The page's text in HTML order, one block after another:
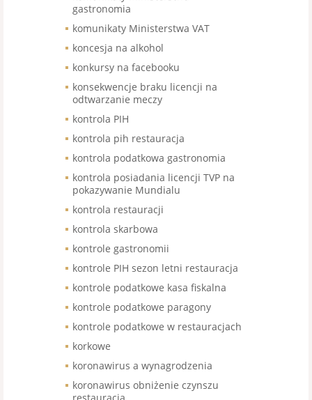
gastronomia
komunikaty Ministerstwa VAT
koncesja na alkohol
konkursy na facebooku
konsekwencje braku licencji na
odtwarzanie meczy
kontrola PIH
kontrola pih restauracja
kontrola podatkowa gastronomia
kontrola posiadania licencji TVP na
pokazywanie Mundialu
kontrola restauracji
kontrola skarbowa
kontrole gastronomii
kontrole PIH sezon letni restauracja
kontrole podatkowe kasa fiskalna
kontrole podatkowe paragony
kontrole podatkowe w restauracjach
korkowe
koronawirus a wynagrodzenia
koronawirus obniżenie czynszu